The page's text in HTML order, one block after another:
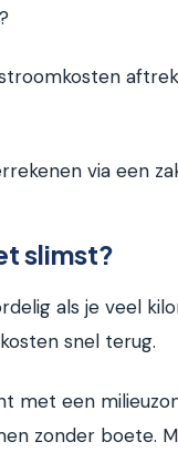
via een
slimst?
als je veel
snel terug.
met een
zonder boete.